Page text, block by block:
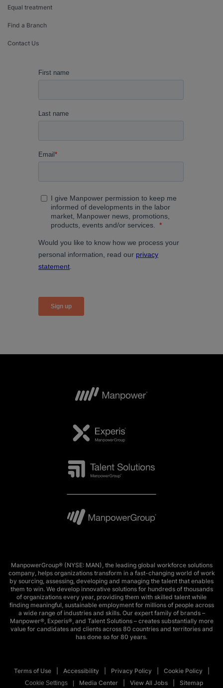
Equal treatment
Find a Branch
Contact Us
ManpowerGroup® (NYSE: MAN), the leading global workforce solutions
company, helps organizations transform in a fast-changing world of work
by sourcing, assessing, developing and managing the talent that enables
them to win. We develop innovative solutions for hundreds of thousands
of organizations every year, providing them with skilled talent while
finding meaningful, sustainable employment for millions of people across
a wide range of industries and skills. Our expert family of brands –
Manpower®, Experis®, and Talent Solutions – creates substantially more
value for candidates and clients across 80 countries and territories and
has done so for 80 years.
Terms of Use Accessibility Privacy Policy Cookie Policy
Cookie Settings Media Center View All Jobs Sitemap